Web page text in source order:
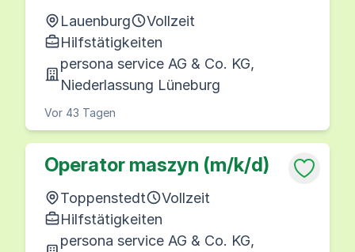
Lauenburg
Vollzeit
Hilfstätigkeiten
persona service AG & Co. KG,
Niederlassung Lüneburg
Vor 43 Tagen
Operator maszyn (m/k/d)
Toppenstedt
Vollzeit
Hilfstätigkeiten
persona service AG & Co. KG,